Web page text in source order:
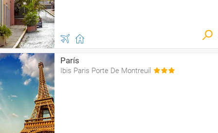
París
Ibis Paris Porte De Montreuil